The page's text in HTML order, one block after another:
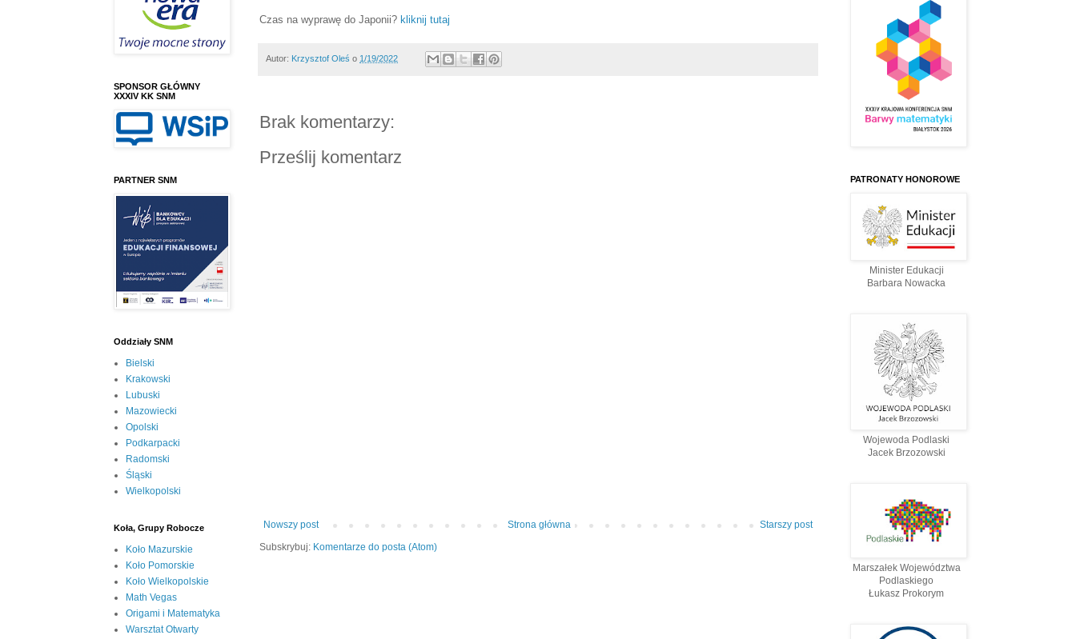
Czas na wyprawę do Japonii? kliknij tutaj
Autor: Krzysztof Oleś o 1/19/2022
Brak komentarzy:
Prześlij komentarz
Nowszy post Starszy post
Strona główna
Subskrybuj: Komentarze do posta (Atom)
SPONSOR GŁÓWNY
XXXIV KK SNM
PARTNER SNM
Oddziały SNM
Bielski
Krakowski
Lubuski
Mazowiecki
Opolski
Podkarpacki
Radomski
Śląski
Wielkopolski
Koła, Grupy Robocze
Koło Mazurskie
Koło Pomorskie
Koło Wielkopolskie
Math Vegas
Origami i Matematyka
Warsztat Otwarty
PATRONATY HONOROWE
Minister Edukacji
Barbara Nowacka
Wojewoda Podlaski
Jacek Brzozowski
Marszałek Województwa
Podlaskiego
Łukasz Prokorym